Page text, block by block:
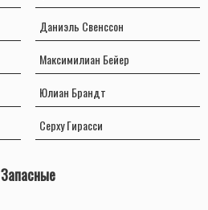
Даниэль Свенссон
Максимилиан Бейер
Юлиан Брандт
Серху Гирасси
Запасные